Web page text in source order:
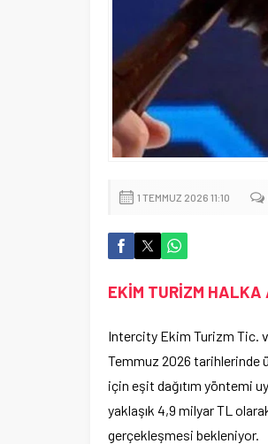
1 TEMMUZ 2026 11:10
EKİM TURİZM
Intercity Ekim Turizm Tic.
Temmuz 2026 tarihlerinde
için eşit dağıtım yöntemi
yaklaşık 4,9 milyar TL
gerçekleşmesi bekleniyor.